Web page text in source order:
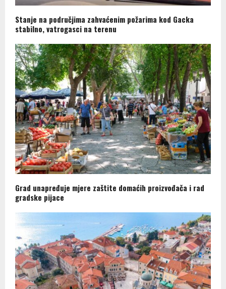
Stanje na područjima zahvaćenim požarima kod Gacka
stabilno, vatrogasci na terenu
Grad unapređuje mjere zaštite domaćih proizvođača i rad
gradske pijace